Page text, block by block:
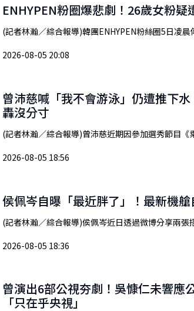
ENHYPEN粉圈爆悲劇！26歲女粉疑
(記者林瀚／綜合報導)韓團ENHYPEN粉絲圈5日凌晨
2026-08-05 20:08
曾沛慈喊「我不會游泳」仍遭推下
轟沒分寸
(記者林瀚／綜合報導)曾沛慈近期因參加選秀節目《
2026-08-05 18:56
侯佩岑自曝「最近胖了」！最新機
(記者林瀚／綜合報導)侯佩岑近日透過微博分享兩張
2026-08-05 18:36
曾演出6部公視夯劇！吳慷仁未響應
「只在乎央視」